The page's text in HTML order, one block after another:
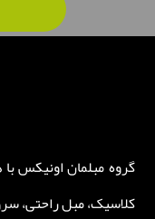
گروه مبلمان اونیکس
کلاسیک، مبل راحتی،